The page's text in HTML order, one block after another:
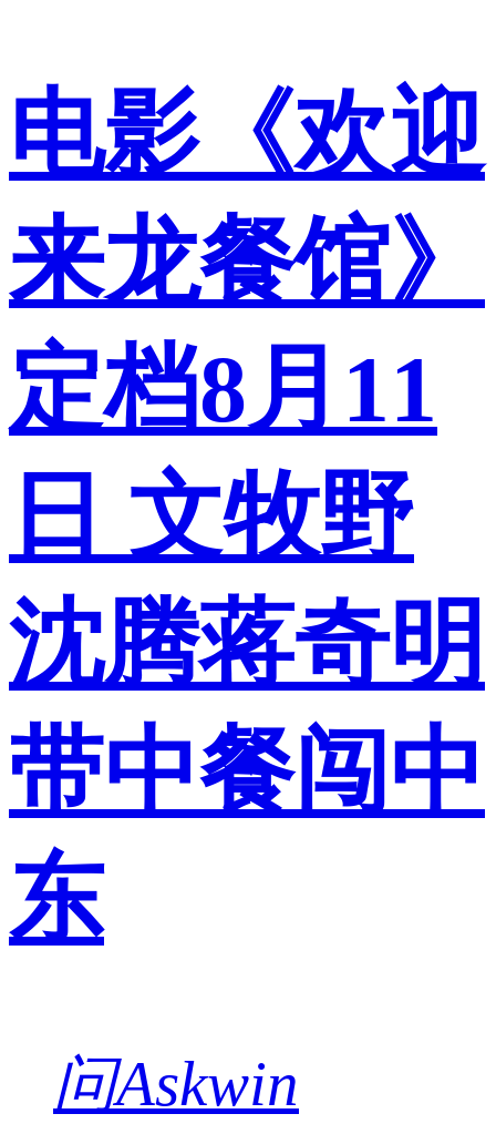
电影《欢迎
来龙餐馆》
定档8月11
日 文牧野
沈腾蒋奇明
带中餐闯中
东
问Askwin